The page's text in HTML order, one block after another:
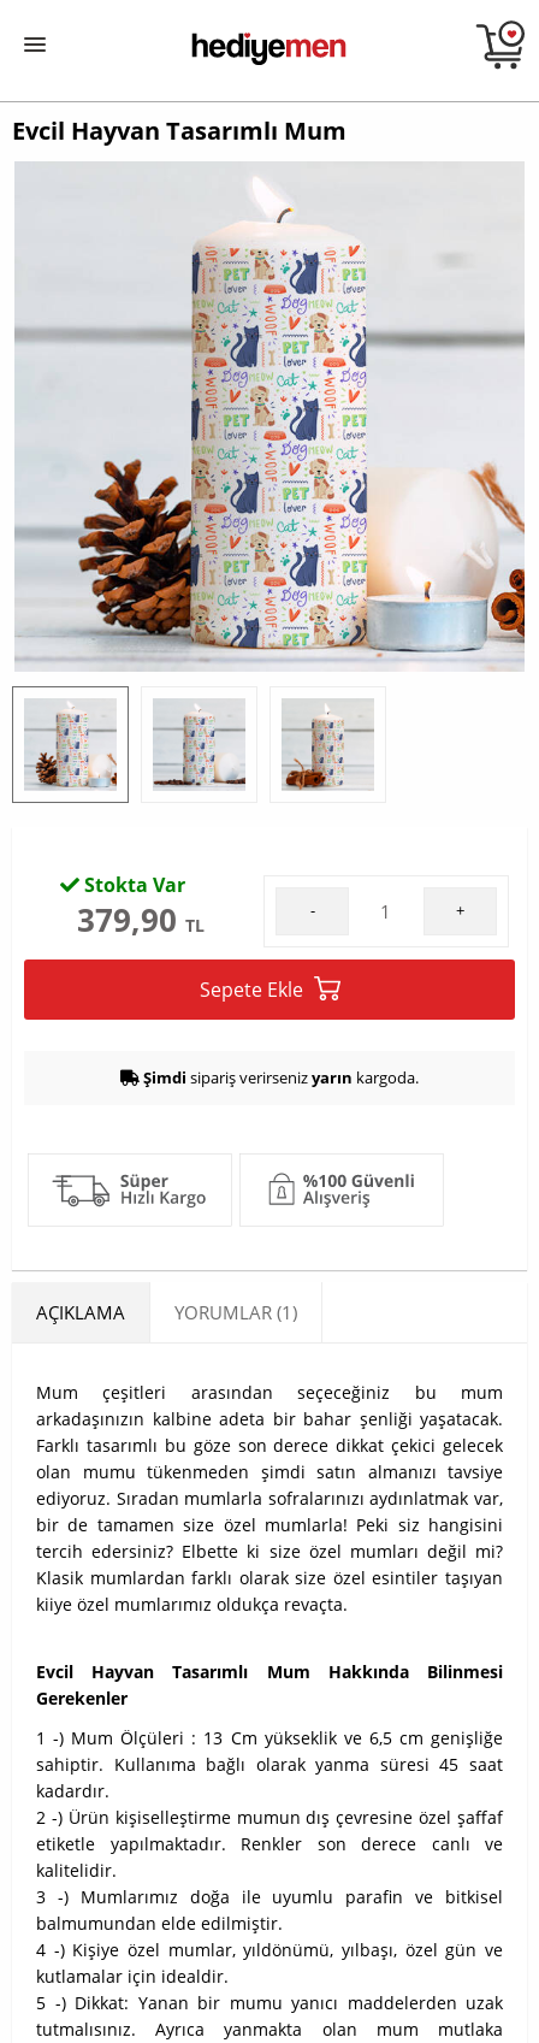
Evcil Hayvan Tasarımlı Mum
Stokta Var
379,90 TL
- +
Sepete Ekle
Şimdi sipariş verirsenizyarın kargoda.
AÇIKLAMA YORUMLAR (1)
Mum çeşitleri arasından seçeceğiniz bu mum
arkadaşınızın kalbine adeta bir bahar şenliği yaşatacak.
Farklı tasarımlı bu göze son derece dikkat çekici gelecek
olan mumu tükenmeden şimdi satın almanızı tavsiye
ediyoruz. Sıradan mumlarla sofralarınızı aydınlatmak var,
bir de tamamen size özel mumlarla! Peki siz hangisini
tercih edersiniz? Elbette ki size özel mumları değil mi?
Klasik mumlardan farklı olarak size özel esintiler taşıyan
kiiye özel mumlarımız oldukça revaçta.
Evcil Hayvan Tasarımlı Mum Hakkında Bilinmesi
Gerekenler
1 -) Mum Ölçüleri : 13 Cm yükseklik ve 6,5 cm genişliğe
sahiptir. Kullanıma bağlı olarak yanma süresi 45 saat
kadardır.
2 -) Ürün kişiselleştirme mumun dış çevresine özel şaffaf
etiketle yapılmaktadır. Renkler son derece canlı ve
kalitelidir.
3 -) Mumlarımız doğa ile uyumlu parafin ve bitkisel
balmumundan elde edilmiştir.
4 -) Kişiye özel mumlar, yıldönümü, yılbaşı, özel gün ve
kutlamalar için idealdir.
5 -) Dikkat: Yanan bir mumu yanıcı maddelerden uzak
tutmalısınız. Ayrıca yanmakta olan mum mutlaka